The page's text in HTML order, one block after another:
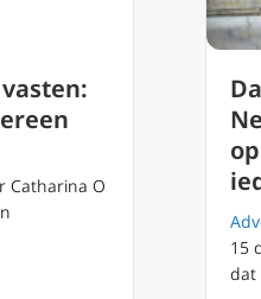
Catharina O
20 van de vasten: uniek voor
15
dat